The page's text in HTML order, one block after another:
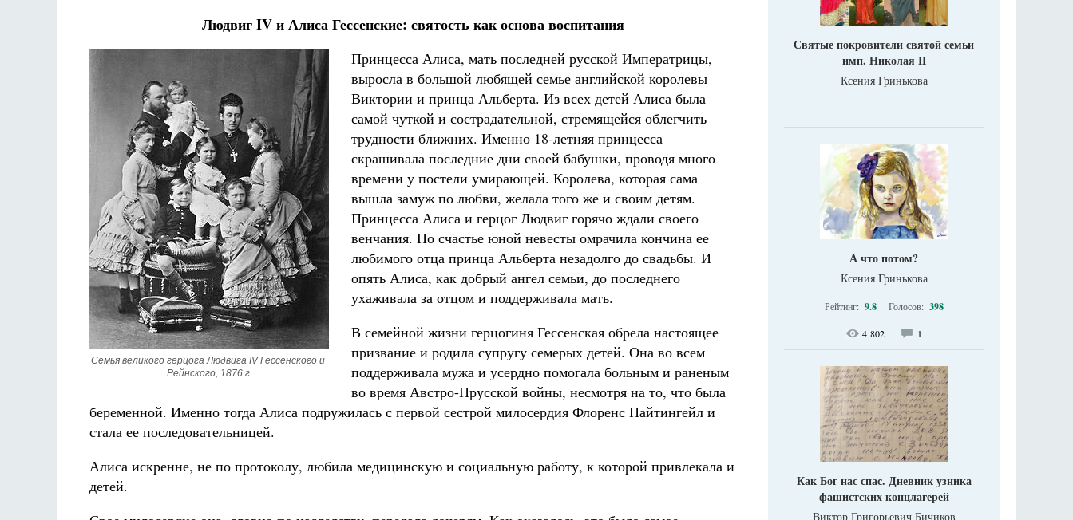
Людвиг IV и Алиса Гессенские: святость как основа воспитания
Семья великого герцога Людвига IV Гессенского и
Рейнского, 1876 г.
Принцесса Алиса, мать последней русской Императрицы,
выросла в большой любящей семье английской королевы
Виктории и принца Альберта. Из всех детей Алиса была
самой чуткой и сострадательной, стремящейся облегчить
трудности ближних. Именно 18-летняя принцесса
скрашивала последние дни своей бабушки, проводя много
времени у постели умирающей. Королева, которая сама
вышла замуж по любви, желала того же и своим детям.
Принцесса Алиса и герцог Людвиг горячо ждали своего
венчания. Но счастье юной невесты омрачила кончина ее
любимого отца принца Альберта незадолго до свадьбы. И
опять Алиса, как добрый ангел семьи, до последнего
ухаживала за отцом и поддерживала мать.
В семейной жизни герцогиня Гессенская обрела настоящее
призвание и родила супругу семерых детей. Она во всем
поддерживала мужа и усердно помогала больным и раненым
во время Австро-Прусской войны, несмотря на то, что была
беременной. Именно тогда Алиса подружилась с первой сестрой милосердия Флоренс Найтингейл и
стала ее последовательницей.
Алиса искренне, не по протоколу, любила медицинскую и социальную работу, к которой привлекала и
детей.
Святые покровители святой семьи
имп. Николая II
Ксения Гринькова
А что потом?
Ксения Гринькова
Рейтинг: 9.8 Голосов: 398
4 802 1
Как Бог нас спас. Дневник узника
фашистских концлагерей
Виктор Григорьевич Бичиков